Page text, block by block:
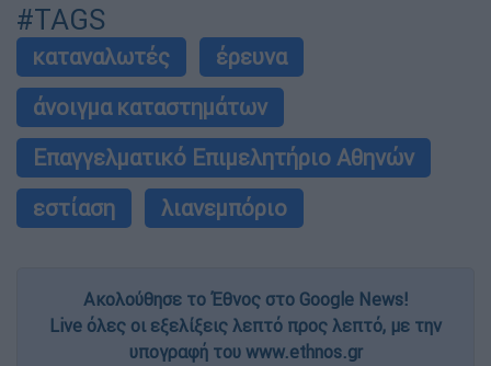
#TAGS
καταναλωτές
έρευνα
άνοιγμα καταστημάτων
Επαγγελματικό Επιμελητήριο Αθηνών
εστίαση
λιανεμπόριο
Ακολούθησε το Έθνος στο Google News!
Live όλες οι εξελίξεις λεπτό προς λεπτό, με την
υπογραφή του www.ethnos.gr